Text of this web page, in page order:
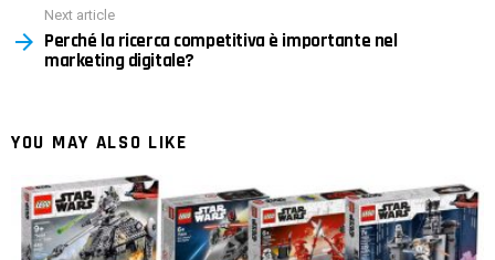
Next article
Perché la ricerca competitiva è importante nel
marketing digitale?
YOU MAY ALSO LIKE